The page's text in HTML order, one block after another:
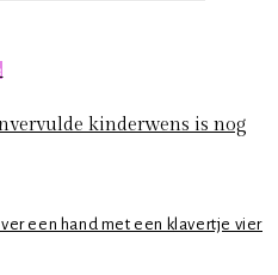
kinderwens is nog